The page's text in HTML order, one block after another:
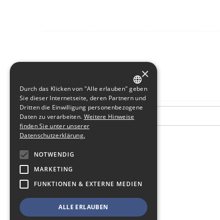
GERMAN
ENGLISH
×
Durch das Klicken von "Alle erlauben" geben
Sie dieser Internetseite, deren Partnern und
Dritten die Einwilligung personenbezogene
Daten zu verarbeiten. Weitere Hinweise
finden Sie unter unserer
Datenschutzerklärung.
NOTWENDIG
MARKETING
FUNKTIONEN & EXTERNE MEDIEN
ALLE ERLAUBEN